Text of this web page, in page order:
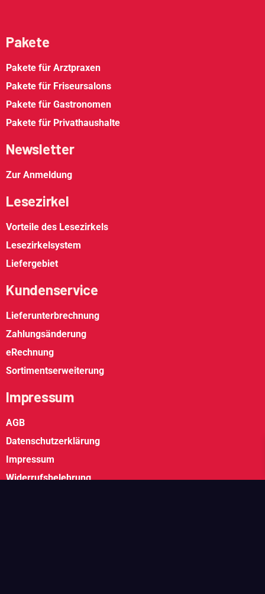
Pakete
Pakete für Arztpraxen
Pakete für Friseursalons
Pakete für Gastronomen
Pakete für Privathaushalte
Newsletter
Zur Anmeldung
Lesezirkel
Vorteile des Lesezirkels
Lesezirkelsystem
Liefergebiet
Kundenservice
Lieferunterbrechnung
Zahlungsänderung
eRechnung
Sortimentserweiterung
Impressum
AGB
Datenschutzerklärung
Impressum
Widerrufsbelehrung